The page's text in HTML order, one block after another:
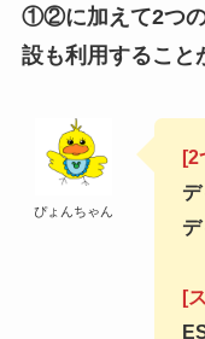
①②に加えて2つの
設も利用すること
ぴょんちゃん
[2
[